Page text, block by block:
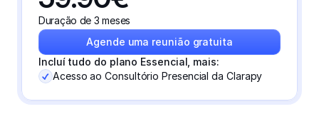
Duração de 3 meses
Agende uma reunião gratuita
Incluí tudo do plano Essencial, mais:
Acesso ao Consultório Presencial da Clarapy